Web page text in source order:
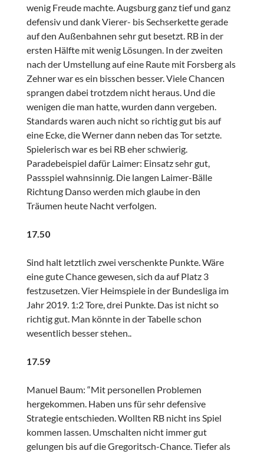
wenig Freude machte. Augsburg ganz tief und ganz
defensiv und dank Vierer- bis Sechserkette gerade
auf den Außenbahnen sehr gut besetzt. RB in der
ersten Hälfte mit wenig Lösungen. In der zweiten
nach der Umstellung auf eine Raute mit Forsberg als
Zehner war es ein bisschen besser. Viele Chancen
sprangen dabei trotzdem nicht heraus. Und die
wenigen die man hatte, wurden dann vergeben.
Standards waren auch nicht so richtig gut bis auf
eine Ecke, die Werner dann neben das Tor setzte.
Spielerisch war es bei RB eher schwierig.
Paradebeispiel dafür Laimer: Einsatz sehr gut,
Passspiel wahnsinnig. Die langen Laimer-Bälle
Richtung Danso werden mich glaube in den
Träumen heute Nacht verfolgen.
17.50
Sind halt letztlich zwei verschenkte Punkte. Wäre
eine gute Chance gewesen, sich da auf Platz 3
festzusetzen. Vier Heimspiele in der Bundesliga im
Jahr 2019. 1:2 Tore, drei Punkte. Das ist nicht so
richtig gut. Man könnte in der Tabelle schon
wesentlich besser stehen..
17.59
Manuel Baum: “Mit personellen Problemen
hergekommen. Haben uns für sehr defensive
Strategie entschieden. Wollten RB nicht ins Spiel
kommen lassen. Umschalten nicht immer gut
gelungen bis auf die Gregoritsch-Chance. Tiefer als